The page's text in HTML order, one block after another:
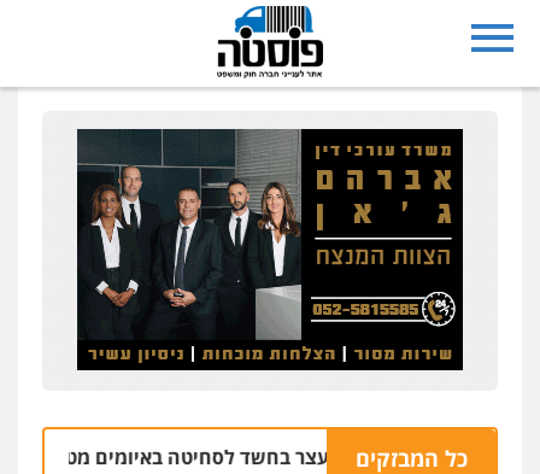
כל המבזקיםנצרת: בן 28 נעצר בחשד לסחיטה באיומים מטלפון שאינו שלו